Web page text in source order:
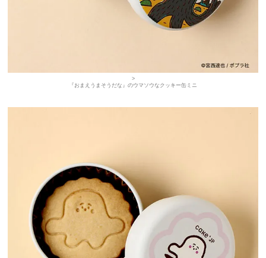
>
『おまえうまそうだな』のウマソウなクッキー缶ミニ